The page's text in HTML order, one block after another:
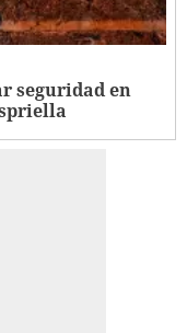
seguridad en